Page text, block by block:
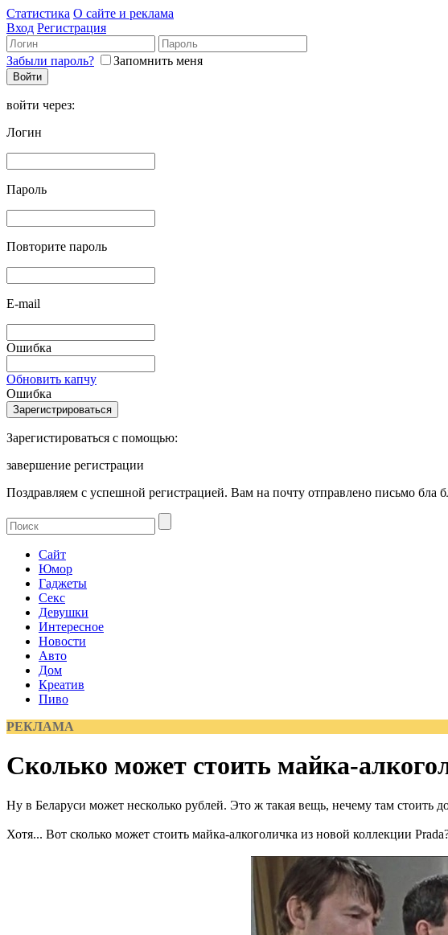
Статистика О сайте и реклама
Вход Регистрация
Забыли пароль? Запомнить меня
войти через:
Логин
Пароль
Повторите пароль
E-mail
Ошибка
Обновить капчу
Ошибка
Зарегистироваться с помощью:
завершение регистрации
Поздравляем с успешной регистрацией. Вам на почту отправлено письмо бла
Сайт
Юмор
Гаджеты
Секс
Девушки
Интересное
Новости
Авто
Дом
Креатив
Пиво
РЕКЛАМА
Сколько может стоить майка-
Ну в Беларуси может несколько рублей. Это ж такая вещь, нечему там стоить
Хотя... Вот сколько может стоить майка-алкоголичка из новой коллекции